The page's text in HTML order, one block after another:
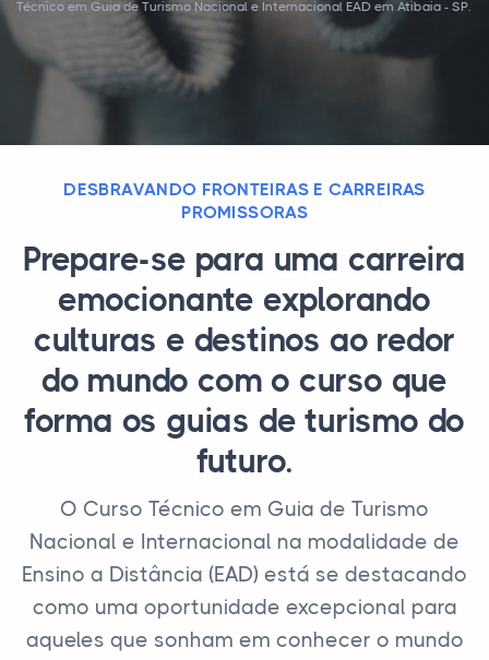
Técnico em Guia de Turismo Nacional e Internacional EAD em Atibaia - SP.
DESBRAVANDO FRONTEIRAS E CARREIRAS
PROMISSORAS
Prepare-se para uma carreira
emocionante explorando
culturas e destinos ao redor
do mundo com o curso que
forma os guias de turismo do
futuro.
O Curso Técnico em Guia de Turismo
Nacional e Internacional na modalidade de
Ensino a Distância (EAD) está se destacando
como uma oportunidade excepcional para
aqueles que sonham em conhecer o mundo